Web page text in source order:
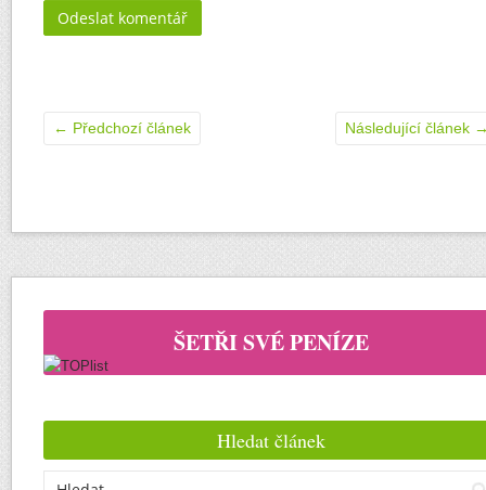
← Předchozí článek Následující článek
ŠETŘI SVÉ PENÍZE
Hledat článek